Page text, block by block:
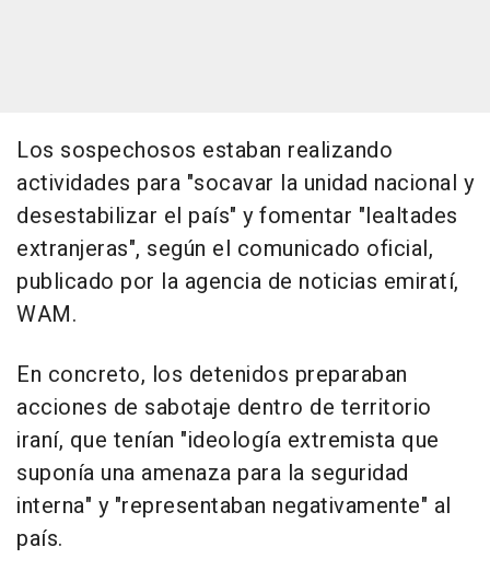
Los sospechosos estaban realizando
actividades para "socavar la unidad nacional y
desestabilizar el país" y fomentar "lealtades
extranjeras", según el comunicado oficial,
publicado por la agencia de noticias emiratí,
WAM.
En concreto, los detenidos preparaban
acciones de sabotaje dentro de territorio
iraní, que tenían "ideología extremista que
suponía una amenaza para la seguridad
interna" y "representaban negativamente" al
país.